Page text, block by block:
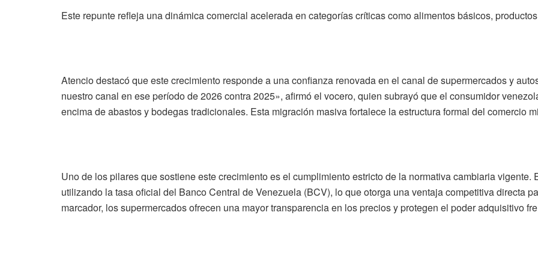
Este repunte refleja una dinámica comercial acelerada en categorías críticas como alimentos básicos,
Atencio destacó que este crecimiento responde a una confianza renovada en el canal de supermercados y
nuestro canal en ese período de 2026 contra 2025», afirmó el vocero, quien subrayó que el consumidor
encima de abastos y bodegas tradicionales. Esta migración masiva fortalece la estructura formal del comercio
Uno de los pilares que sostiene este crecimiento es el cumplimiento estricto de la normativa cambiaria vigente.
utilizando la tasa oficial del Banco Central de Venezuela (BCV), lo que otorga una ventaja competitiva directa
marcador, los supermercados ofrecen una mayor transparencia en los precios y protegen el poder adquisitivo